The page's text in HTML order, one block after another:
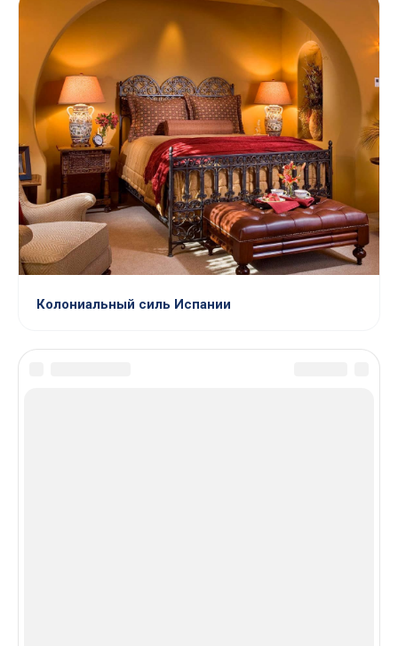
Колониальный силь Испании